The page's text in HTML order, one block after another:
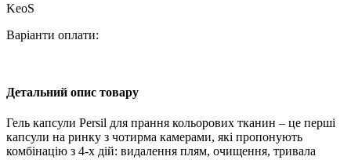
KeoS
Варіанти оплати:
Детальний опис товару
Гель капсули Persil для прання кольорових тканин – це перші
капсули на ринку з чотирма камерами, які пропонують
комбінацію з 4-х дій: видалення плям, очищення, тривала